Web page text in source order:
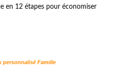
en 12 étapes pour économiser
personnalisé Famille